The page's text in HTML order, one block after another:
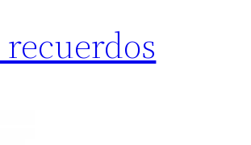
recuerdos